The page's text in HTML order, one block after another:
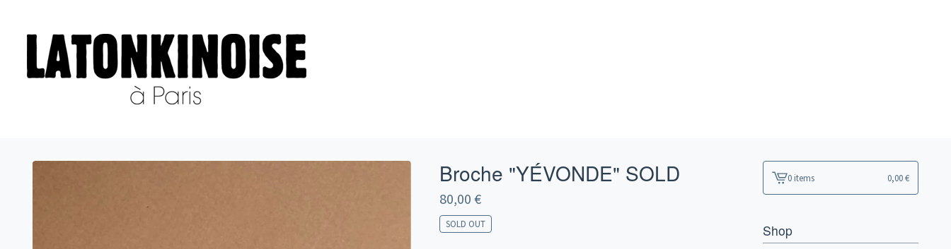
Broche "YÉVONDE" SOLD
80,00 €
SOLD OUT
View
cart
0 items 0,00€
Shop